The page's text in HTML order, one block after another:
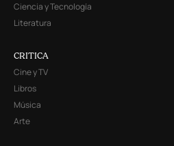
Ciencia y Tecnología
Literatura
CRITICA
Cine y TV
Libros
Música
Arte